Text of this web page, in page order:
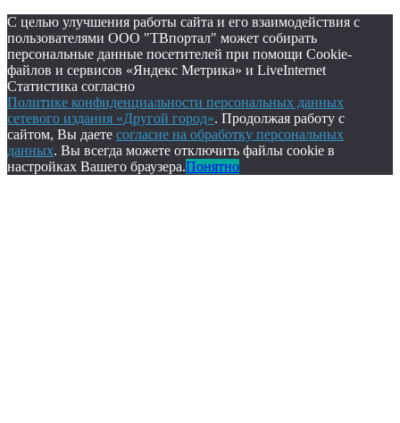
С целью улучшения работы сайта и его взаимодействия с
пользователями ООО "ТВпортал" может собирать
персональные данные посетителей при помощи Cookie-
файлов и сервисов «Яндекс Метрика» и LiveInternet
Статистика согласно
Политике конфиденциальности персональных данных
сетевого издания «Другой город». Продолжая работу с
сайтом, Вы даете согласие на обработку персональных
данных. Вы всегда можете отключить файлы cookie в
настройках Вашего браузера.Понятно